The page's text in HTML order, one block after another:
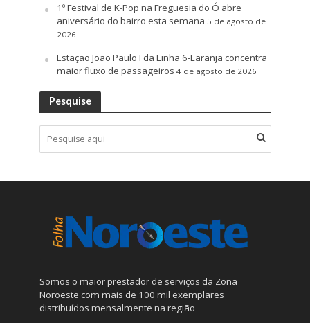
1º Festival de K-Pop na Freguesia do Ó abre
aniversário do bairro esta semana 5 de agosto de
2026
Estação João Paulo I da Linha 6-Laranja concentra
maior fluxo de passageiros 4 de agosto de 2026
Pesquise
Somos o maior prestador de serviços da Zona
Noroeste com mais de 100 mil exemplares
distribuídos mensalmente na região